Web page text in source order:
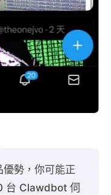
勢，你可能正
台 Clawdbot 伺